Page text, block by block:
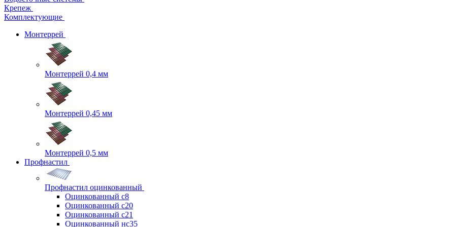
Крепеж
Комплектующие
Монтеррей
Монтеррей 0,4 мм
Монтеррей 0,45 мм
Монтеррей 0,5 мм
Профнастил
Профнастил оцинкованный
Оцинкованный с8
Оцинкованный с20
Оцинкованный с21
Оцинкованный нс35